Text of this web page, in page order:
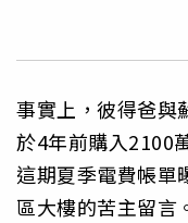
事實上，彼得爸與
於4年前購入2100
這期夏季電費帳單
區大樓的苦主留言